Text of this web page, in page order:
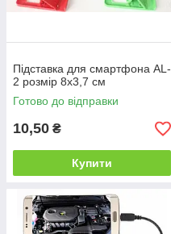
Підставка для смартфона AL-
2 розмір 8х3,7 см
Готово до відправки
10,50 ₴
Купити